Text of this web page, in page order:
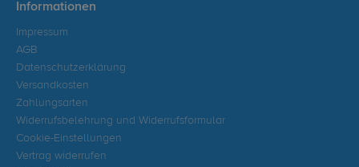
Informationen
Impressum
AGB
Datenschutzerklärung
Versandkosten
Zahlungsarten
Widerrufsbelehrung und Widerrufsformular
Cookie-Einstellungen
Vertrag widerrufen